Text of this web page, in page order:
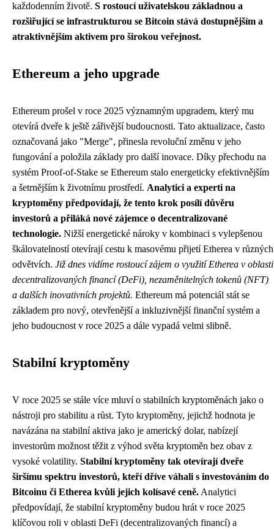
každodenním životě. S rostoucí uživatelskou základnou a
rozšiřující se infrastrukturou se Bitcoin stává dostupnějším a
atraktivnějším aktivem pro širokou veřejnost.
Ethereum a jeho upgrade
Ethereum prošel v roce 2025 významným upgradem, který mu
otevírá dveře k ještě zářivější budoucnosti. Tato aktualizace, často
označovaná jako "Merge", přinesla revoluční změnu v jeho
fungování a položila základy pro další inovace. Díky přechodu na
systém Proof-of-Stake se Ethereum stalo energeticky efektivnějším
a šetrnějším k životnímu prostředí. Analytici a experti na
kryptoměny předpovídají, že tento krok posílí důvěru
investorů a přiláká nové zájemce o decentralizované
technologie. Nižší energetické nároky v kombinaci s vylepšenou
škálovatelností otevírají cestu k masovému přijetí Etherea v různých
odvětvích. Již dnes vidíme rostoucí zájem o využití Etherea v oblasti
decentralizovaných financí (DeFi), nezaměnitelných tokenů (NFT)
a dalších inovativních projektů. Ethereum má potenciál stát se
základem pro nový, otevřenější a inkluzivnější finanční systém a
jeho budoucnost v roce 2025 a dále vypadá velmi slibně.
Stabilní kryptoměny
V roce 2025 se stále více mluví o stabilních kryptoměnách jako o
nástroji pro stabilitu a růst. Tyto kryptoměny, jejichž hodnota je
navázána na stabilní aktiva jako je americký dolar, nabízejí
investorům možnost těžit z výhod světa kryptoměn bez obav z
vysoké volatility. Stabilní kryptoměny tak otevírají dveře
širšímu spektru investorů, kteří dříve váhali s investováním do
Bitcoinu či Etherea kvůli jejich kolísavé ceně. Analytici
předpovídají, že stabilní kryptoměny budou hrát v roce 2025
klíčovou roli v oblasti DeFi (decentralizovaných financí) a